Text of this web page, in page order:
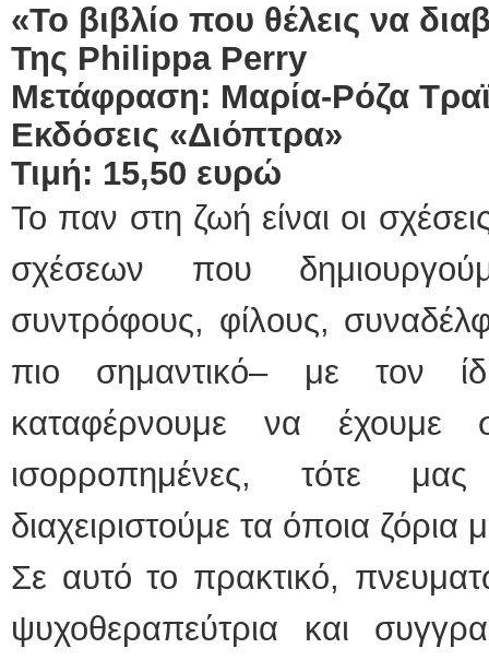
«Το βιβλίο που θέλεις να
Της Philippa Perry
Μετάφραση: Μαρία-Ρόζα
Εκδόσεις «Διόπτρα»
Τιμή: 15,50 ευρώ
Το παν στη ζωή είναι οι
σχέσεων που
συντρόφους, φίλους,
πιο σημαντικό– με τον
καταφέρνουμε να έχουμε
ισορροπημένες, τότε
διαχειριστούμε τα όποια
Σε αυτό το πρακτικό,
ψυχοθεραπεύτρια και